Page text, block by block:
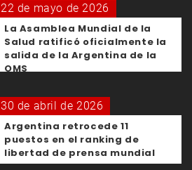
22 de mayo de 2026
La Asamblea Mundial de la
Salud ratificó oficialmente la
salida de la Argentina de la
OMS
30 de abril de 2026
Argentina retrocede 11
puestos en el ranking de
libertad de prensa mundial